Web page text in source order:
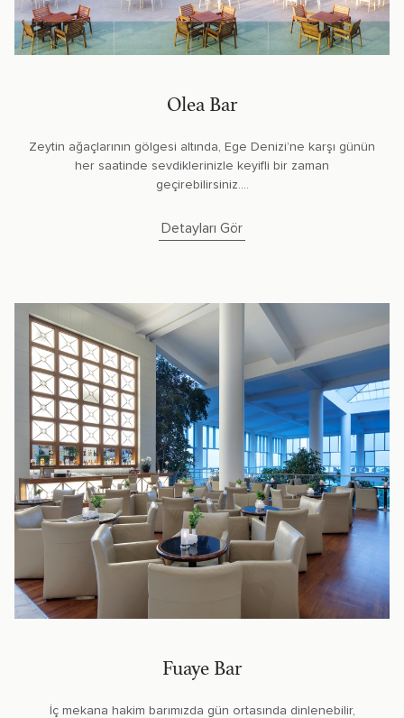
Olea Bar
Zeytin ağaçlarının gölgesi altında, Ege Denizi’ne karşı günün
her saatinde sevdiklerinizle keyifli bir zaman
geçirebilirsiniz....
Detayları Gör
Fuaye Bar
İç mekana hakim barımızda gün ortasında dinlenebilir,